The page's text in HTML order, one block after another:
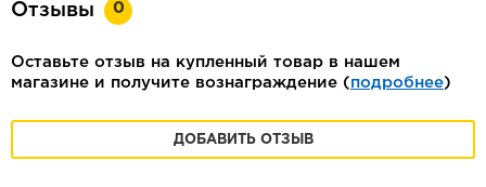
Отзывы 0
Оставьте отзыв на купленный товар в нашем
магазине и получите вознаграждение (подробнее)
ДОБАВИТЬ ОТЗЫВ